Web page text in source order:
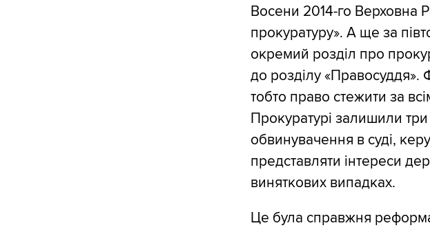
Восени 2014-го Верховна
прокуратуру». А ще за
окремий розділ про
до розділу «Правосуддя».
тобто право стежити за
Прокуратурі залишили
обвинувачення в суді,
представляти інтереси
виняткових випадках.
Це була справжня реформа